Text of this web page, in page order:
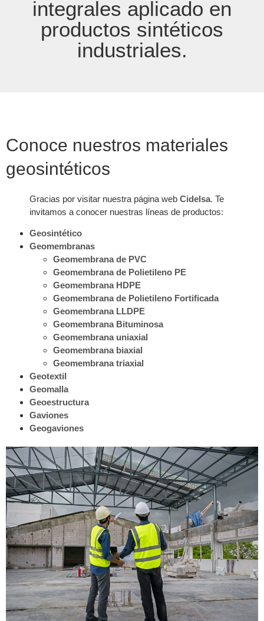
integrales aplicado en
productos sintéticos
industriales.
Conoce nuestros materiales
geosintéticos
Gracias por visitar nuestra página web Cidelsa. Te
invitamos a conocer nuestras líneas de productos:
Geosintético
Geomembranas
Geomembrana de PVC
Geomembrana de Polietileno PE
Geomembrana HDPE
Geomembrana de Polietileno Fortificada
Geomembrana LLDPE
Geomembrana Bituminosa
Geomembrana uniaxial
Geomembrana biaxial
Geomembrana triaxial
Geotextil
Geomalla
Geoestructura
Gaviones
Geogaviones